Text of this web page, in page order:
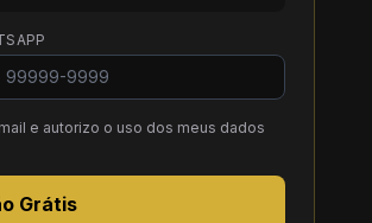
e autorizo o uso dos meus dados
Grátis